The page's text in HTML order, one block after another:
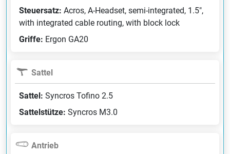
Steuersatz: Acros, A-Headset, semi-integrated, 1.5",
with integrated cable routing, with block lock
Griffe: Ergon GA20
Sattel
Sattel: Syncros Tofino 2.5
Sattelstütze: Syncros M3.0
Antrieb